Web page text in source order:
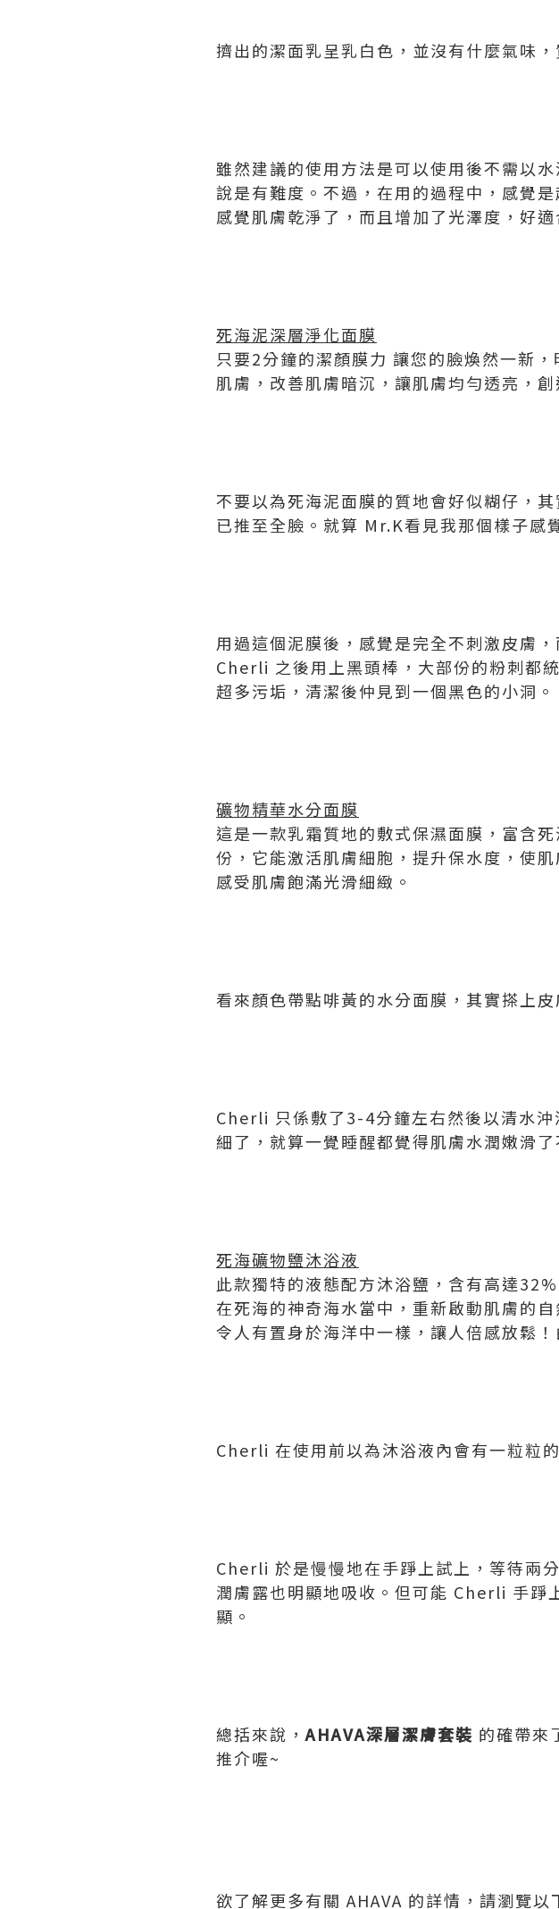
擠出的潔面乳呈乳白色，並沒有什麼氣味
雖然建議的使用方法是可以使用後不需以
說是有難度。不過，在用的過程中，感覺
感覺肌膚乾淨了，而且增加了光澤度，好適
死海泥深層淨化面膜
只要2分鐘的潔顏膜力 讓您的臉煥然一新
肌膚，改善肌膚暗沉，讓肌膚均勻透亮，
不要以為死海泥面膜的質地會好似糊仔，
已推至全臉。就算 Mr.K看見我那個樣子感
用過這個泥膜後，感覺是完全不刺激皮膚
Cherli 之後用上黑頭棒，大部份的粉刺都
超多污垢，清潔後仲見到一個黑色的小洞。
礦物精華水分面膜
這是一款乳霜質地的敷式保濕面膜，富含
份，它能激活肌膚細胞，提升保水度，使
感受肌膚飽滿光滑細緻。
看來顏色帶點啡黃的水分面膜，其實搽上
Cherli 只係敷了3-4分鐘左右然後以清水
細了，就算一覺睡醒都覺得肌膚水潤嫩滑了
死海礦物鹽沐浴液
此款獨特的液態配方沐浴鹽，含有高達
在死海的神奇海水當中，重新啟動肌膚的
令人有置身於海洋中一樣，讓人倍感放鬆
Cherli 在使用前以為沐浴液內會有一粒粒
Cherli 於是慢慢地在手踭上試上，等待兩
潤膚露也明顯地吸收。但可能 Cherli 手踭
顯。
總括來說，AHAVA深層潔膚套裝 的確帶來
推介喔~
欲了解更多有關 AHAVA 的詳情，請瀏覽以